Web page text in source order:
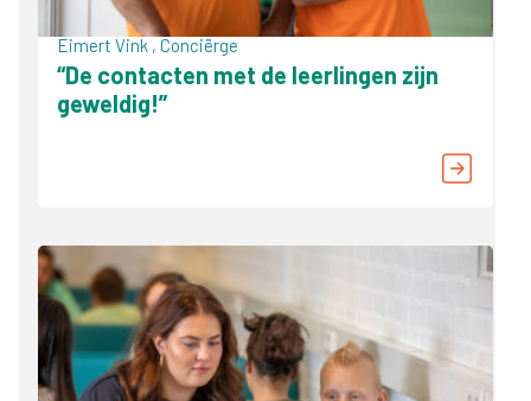
Eimert Vink , Conciërge
“De contacten met de leerlingen zijn
geweldig!”